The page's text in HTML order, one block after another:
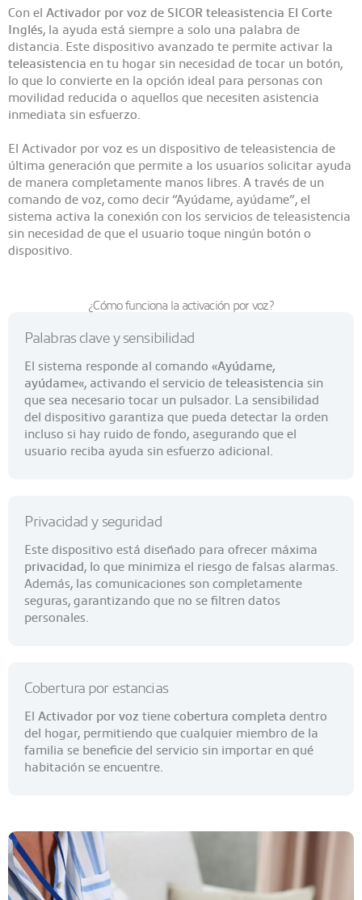
Con el Activador por voz de SICOR teleasistencia El Corte
Inglés, la ayuda está siempre a solo una palabra de
distancia. Este dispositivo avanzado te permite activar la
teleasistencia en tu hogar sin necesidad de tocar un botón,
lo que lo convierte en la opción ideal para personas con
movilidad reducida o aquellos que necesiten asistencia
inmediata sin esfuerzo.
El Activador por voz es un dispositivo de teleasistencia de
última generación que permite a los usuarios solicitar ayuda
de manera completamente manos libres. A través de un
comando de voz, como decir “Ayúdame, ayúdame”, el
sistema activa la conexión con los servicios de teleasistencia
sin necesidad de que el usuario toque ningún botón o
dispositivo.
¿Cómo funciona la activación por voz?
Palabras clave y sensibilidad
El sistema responde al comando «Ayúdame,
ayúdame«, activando el servicio de teleasistencia sin
que sea necesario tocar un pulsador. La sensibilidad
del dispositivo garantiza que pueda detectar la orden
incluso si hay ruido de fondo, asegurando que el
usuario reciba ayuda sin esfuerzo adicional.
Privacidad y seguridad
Este dispositivo está diseñado para ofrecer máxima
privacidad, lo que minimiza el riesgo de falsas alarmas.
Además, las comunicaciones son completamente
seguras, garantizando que no se filtren datos
personales.
Cobertura por estancias
El Activador por voz tiene cobertura completa dentro
del hogar, permitiendo que cualquier miembro de la
familia se beneficie del servicio sin importar en qué
habitación se encuentre.